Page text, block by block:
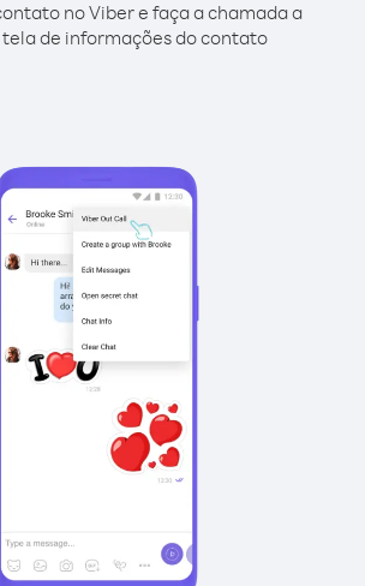
no Viber e faça a chamada a
de informações do contato